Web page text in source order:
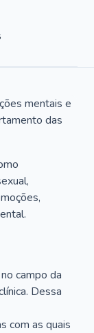
mentais e
das
campo da
Dessa
com as quais